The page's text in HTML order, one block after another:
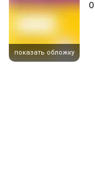
показать обложку